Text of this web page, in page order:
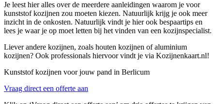
Je leest hier alles over de meerdere aanleidingen waarom je voor
kunststof kozijnen zou moeten kiezen. Natuurlijk krijg je ook meer
inzicht in de onkosten. Natuurlijk vindt je hier ook bespaartips en
lees je waar je op moet letten bij het vinden van een kozijnspecialist.
Liever andere kozijnen, zoals houten kozijnen of aluminium
kozijnen? Ook professionals hiervoor vindt je via Kozijnenkaart.nl!
Kunststof kozijnen voor jouw pand in Berlicum
Vraag direct een offerte aan